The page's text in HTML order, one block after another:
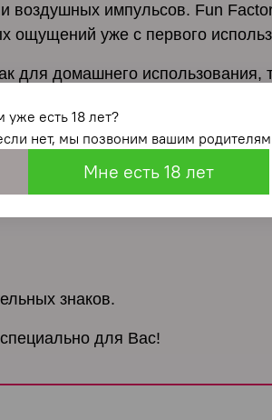
воздушных импульсов. Fun
ощущений уже с первого
для домашнего использования,
в уходе и идеально подходит
ванной или душе.
знаков.
для Вас!
уже есть 18 лет?
нет, мы позвоним вашим
Мне есть 18 лет